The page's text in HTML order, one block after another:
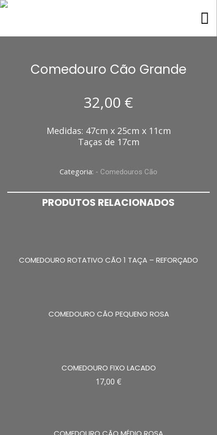
Comedouro Cão Grande
32,00 €
Medidas: 47cm x 25cm x 11cm
Taças de 17cm
Categoria: - Comedouros Cão
PRODUTOS RELACIONADOS
COMEDOURO ROTATIVO CÃO 1 TAÇA – REFORÇADO
COMEDOURO CÃO PEQUENO ROSA
COMEDOURO FIXO LACADO
17,00 €